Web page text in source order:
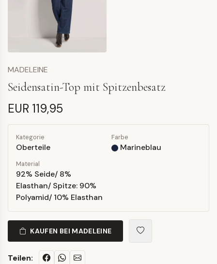
MADELEINE
Seidensatin-Top mit Spitzenbesatz
EUR 119,95
Kategorie
Oberteile
Farbe
Marineblau
Material
92% Seide/ 8%
Elasthan/ Spitze: 90%
Polyamid/ 10% Elasthan
KAUFEN BEI MADELEINE
Teilen: